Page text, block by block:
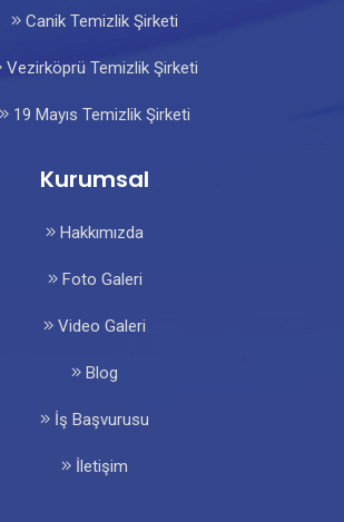
Canik Temizlik Şirketi
Vezirköprü Temizlik Şirketi
19 Mayıs Temizlik Şirketi
Kurumsal
Hakkımızda
Foto Galeri
Video Galeri
Blog
İş Başvurusu
İletişim